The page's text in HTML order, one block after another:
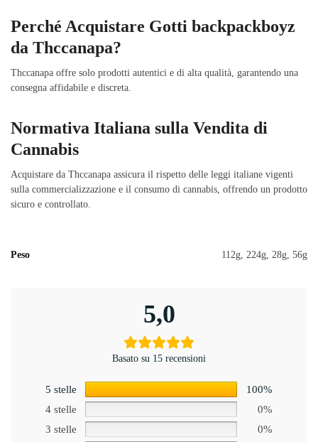
Perché Acquistare Gotti backpackboyz
da Thccanapa?
Thccanapa offre solo prodotti autentici e di alta qualità, garantendo una
consegna affidabile e discreta.
Normativa Italiana sulla Vendita di
Cannabis
Acquistare da Thccanapa assicura il rispetto delle leggi italiane vigenti
sulla commercializzazione e il consumo di cannabis, offrendo un prodotto
sicuro e controllato.
Peso 112g, 224g, 28g, 56g
5,0
Basato su 15 recensioni
5 stelle
100%
4 stelle
0%
3 stelle
0%